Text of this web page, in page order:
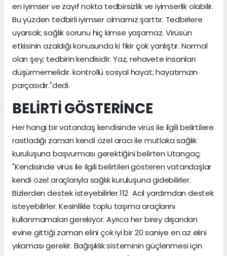
en iyimser ve zayıf nokta tedbirsizlik ve iyimserlik olabilir.
Bu yüzden tedbirli iyimser olmamız şarttır. Tedbirlere
uyarsak; sağlık sorunu hiç kimse yaşamaz. Virüsün
etkisinin azaldığı konusunda ki fikir çok yanlıştır. Normal
olan şey; tedbirin kendisidir. Yaz, rehavete insanları
düşürmemelidir. kontrollü sosyal hayat; hayatımızın
parçasıdır."dedi.
BELİRTİ GÖSTERİNCE
Her hangi bir vatandaş kendisinde virüs ile ilgili belirtilere
rastladığı zaman kendi özel aracı ile mutlaka sağlık
kuruluşuna başvurması gerektiğini belirten Utangaç;
"Kendisinde virüs ile ilgili belirtileri gösteren vatandaşlar
kendi özel araçlarıyla sağlık kuruluşuna gidebilirler.
Bizlerden destek isteyebilirler.112 Acil yardımdan destek
isteyebilirler. Kesinlikle toplu taşıma araçlarını
kullanmamaları gerekiyor. Ayrıca her birey dışarıdan
evine gittiği zaman elini çok iyi bir 20 saniye en az elini
yıkaması gerekir. Bağışıklık sisteminin güçlenmesi için